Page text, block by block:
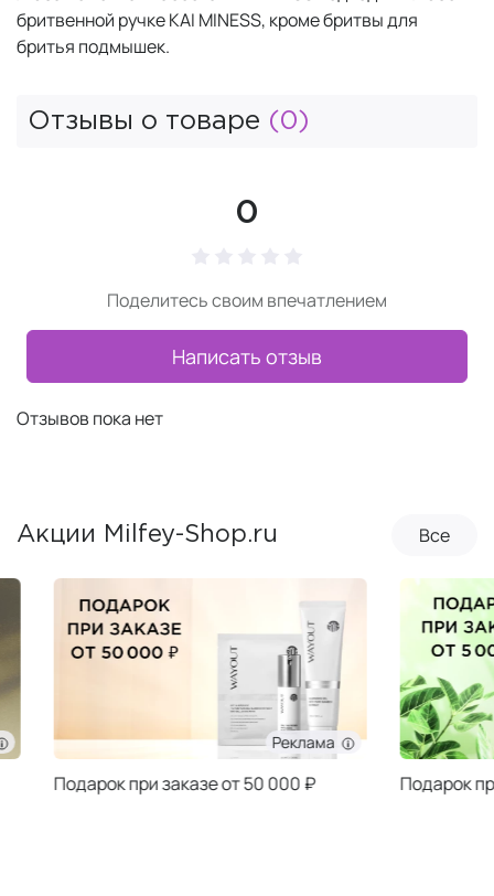
бритвенной ручке KAI MINESS, кроме бритвы для
бритья подмышек.
Отзывы о товаре (0)
0
Поделитесь своим впечатлением
Написать отзыв
Отзывов пока нет
Акции Milfey-Shop.ru Все
Реклама
Подарок при заказе от 50 000 ₽ Подарок при